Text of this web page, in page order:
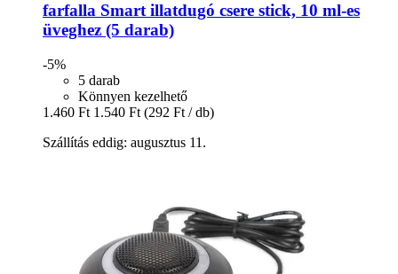
farfalla Smart illatdugó csere stick, 10 ml-​es
üveghez (5 darab)
-5%
5 darab
Könnyen kezelhető
1.460 Ft 1.540 Ft (292 Ft / db)
Szállítás eddig: augusztus 11.